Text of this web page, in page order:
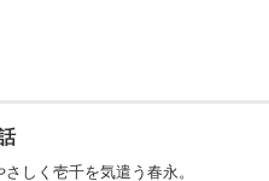
しく壱千を気遣う春永。